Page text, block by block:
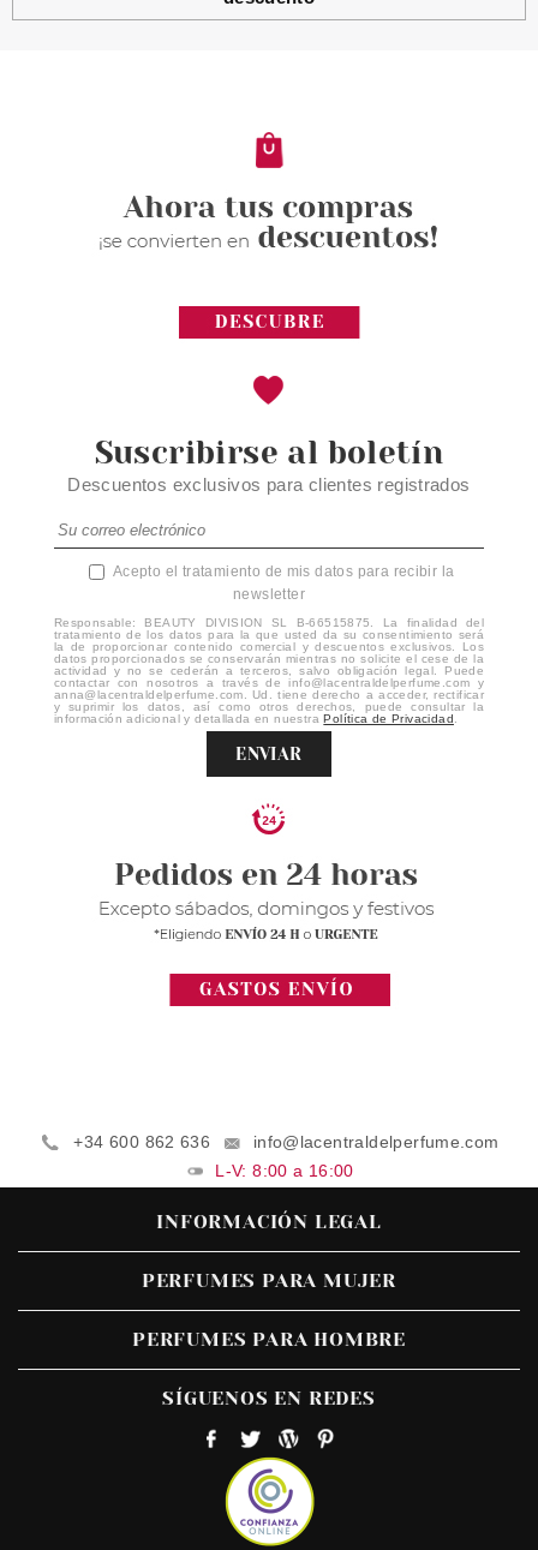
Suscribirse al boletín
Descuentos exclusivos para clientes registrados
Acepto el tratamiento de mis datos para recibir la
newsletter
Responsable: BEAUTY DIVISION SL B-66515875. La finalidad del
tratamiento de los datos para la que usted da su consentimiento será
la de proporcionar contenido comercial y descuentos exclusivos. Los
datos proporcionados se conservarán mientras no solicite el cese de la
actividad y no se cederán a terceros, salvo obligación legal. Puede
contactar con nosotros a través de info@lacentraldelperfume.com y
anna@lacentraldelperfume.com. Ud. tiene derecho a acceder, rectificar
y suprimir los datos, así como otros derechos, puede consultar la
información adicional y detallada en nuestraPolítica de Privacidad
ENVIAR
+34 600 862 636
info@lacentraldelperfume.com
L-V: 8:00 a 16:00
INFORMACIÓN LEGAL
PERFUMES PARA MUJER
PERFUMES PARA HOMBRE
SÍGUENOS EN REDES